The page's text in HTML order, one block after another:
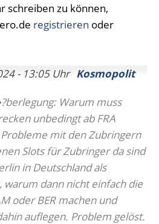
schreiben zu können,
registrieren oder
- 13:05 Uhr Kosmopolit
Warum muss
unbedingt ab FRA
mit den Zubringern
Slots für Zubringer da sind
in Deutschland als
warum dann nicht einfach die
oder BER machen und
auflegen. Problem gelöst.